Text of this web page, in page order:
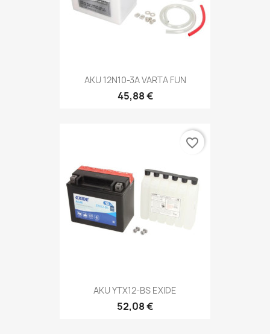
AKU 12N10-3A VARTA FUN
45,88 €
AKU YTX12-BS EXIDE
52,08 €
favorite_border